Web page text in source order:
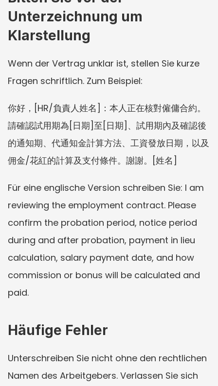
Unterzeichnung um
Klarstellung
Wenn der Vertrag unklar ist, stellen Sie kurze
Fragen schriftlich. Zum Beispiel:
你好，[HR/負責人姓名]：本人正在核對僱傭合約。
請確認試用期為[日期]至[日期]、試用期內及確認後
的通知期、代通知金計算方法、工資發放日期，以及
佣金/花紅的計算及支付條件。謝謝。[姓名]
Für eine englische Version schreiben Sie: I am
reviewing the employment contract. Please
confirm the probation period, notice period
during and after probation, payment in lieu
calculation, salary payment date, and how
commission or bonus will be calculated and
paid.
Häufige Fehler
Unterschreiben Sie nicht ohne den rechtlichen
Namen des Arbeitgebers. Verlassen Sie sich